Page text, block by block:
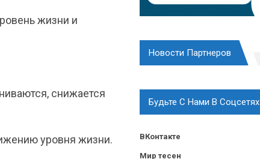
жизни и
снижается
уровня жизни.
Новости Партнеров
Будьте С Нами В Соцсетях
ВКонтакте
Мир тесен